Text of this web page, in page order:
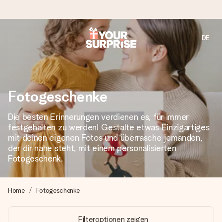
Heute bestellt, in 1 Werktag verschickt
Wir bereiten dein Geschenk sorgfältig vor und schicken es
blitzschnell – damit du es genau zum richtigen Zeitpunkt
überreichen kannst, wenn es am meisten zählt.
4,8 (basierend auf +15.000 Bewertungen)
Unsere Geschenke begeistern. Kunden bewerten uns mit
4,8 bei Google Reviews (Gesamtergebnis aller Länder, in
die wir versenden).
Mit Liebe gemacht, im Handumdrehen
DE
Fotogeschenke
Die besten Erinnerungen verdienen es, für immer
festgehalten zu werden! Gestalte etwas Einzigartiges
mit deinen eigenen Fotos und überrasche jemanden,
der dir nahe steht, mit einem personalisierten
Fotogeschenk.
Home Fotogeschenke
Filteroptionen zeigen